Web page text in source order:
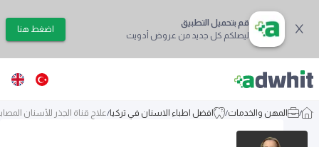
قم بتحميل التطبيق
ليصلكم كل جديد من عروض أدويت
اضغط هنا
/ المهن والخدمات/ افضل اطباء الاسنان في تركيا/علاج قناة الجذر للأسنان